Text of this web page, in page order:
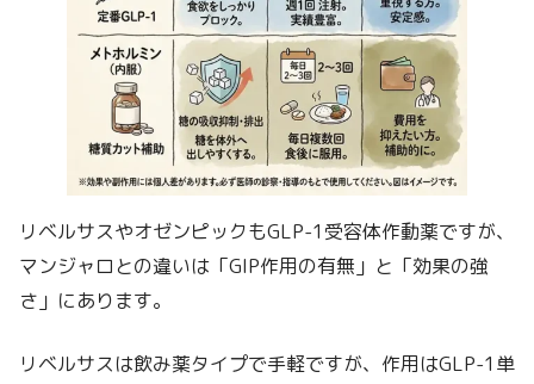
リベルサスやオゼンピックもGLP-1受容体作動薬ですが、
マンジャロとの違いは「GIP作用の有無」と「効果の強
さ」にあります。
リベルサスは飲み薬タイプで手軽ですが、作用はGLP-1単